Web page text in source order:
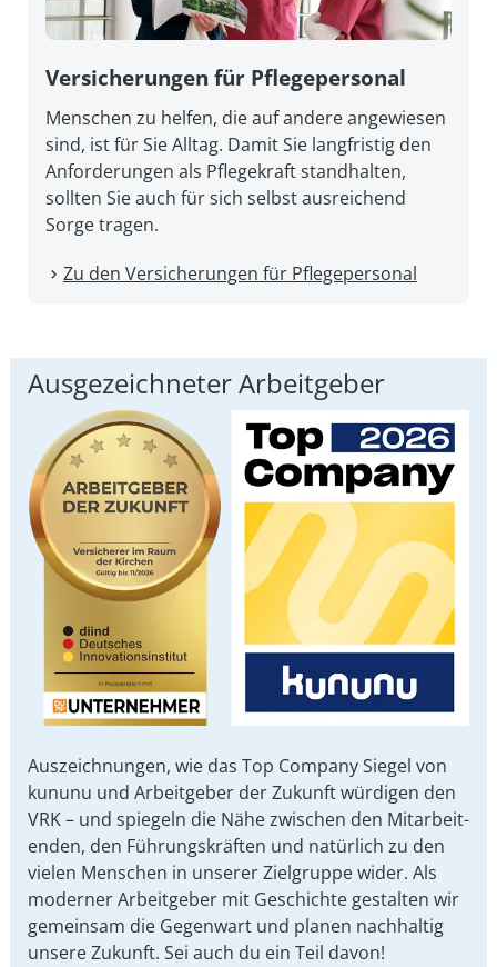
Versicherungen für Pflegepersonal
Menschen zu helfen, die auf andere angewiesen
sind, ist für Sie Alltag. Damit Sie lang­fristig den
An­forderungen als Pflege­kraft stand­halten,
sollten Sie auch für sich selbst aus­reichend
Sorge tragen.
Zu den Versicherungen für Pflegepersonal
Ausgezeichneter Arbeitgeber
Auszeichnungen, wie das Top Company Siegel von
kununu und Arbeit­geber der Zukunft würdigen den
VRK – und spiegeln die Nähe zwischen den Mit­arbeit­
enden, den Führungs­kräften und natürlich zu den
vielen Menschen in unserer Ziel­gruppe wider. Als
moderner Arbeit­geber mit Ge­schichte gestalten wir
ge­mein­sam die Gegen­wart und planen nach­haltig
unsere Zu­kunft. Sei auch du ein Teil davon!